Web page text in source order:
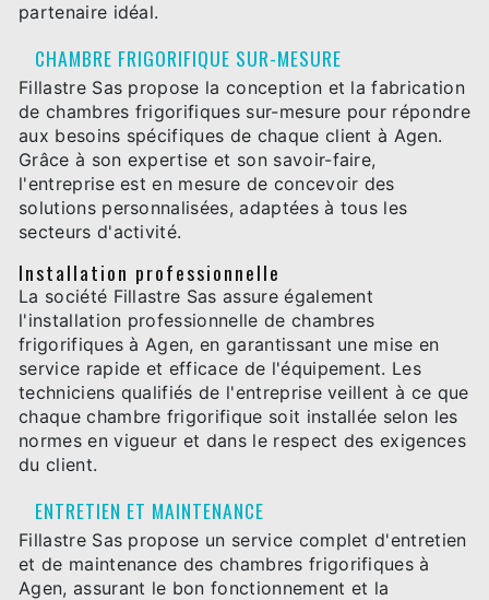
partenaire idéal.
CHAMBRE FRIGORIFIQUE SUR-MESURE
Fillastre Sas propose la conception et la fabrication
de chambres frigorifiques sur-mesure pour répondre
aux besoins spécifiques de chaque client à Agen.
Grâce à son expertise et son savoir-faire,
l'entreprise est en mesure de concevoir des
solutions personnalisées, adaptées à tous les
secteurs d'activité.
Installation professionnelle
La société Fillastre Sas assure également
l'installation professionnelle de chambres
frigorifiques à Agen, en garantissant une mise en
service rapide et efficace de l'équipement. Les
techniciens qualifiés de l'entreprise veillent à ce que
chaque chambre frigorifique soit installée selon les
normes en vigueur et dans le respect des exigences
du client.
ENTRETIEN ET MAINTENANCE
Fillastre Sas propose un service complet d'entretien
et de maintenance des chambres frigorifiques à
Agen, assurant le bon fonctionnement et la